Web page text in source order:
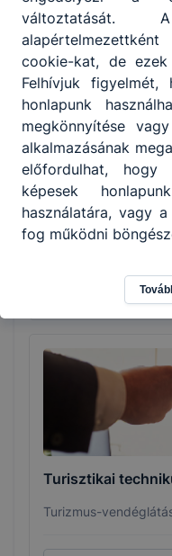
Szakács
Turizmus-
Turisztikai
Turizmus-
változtatását.
cookie-kat, de ezek
Felhívjuk
honlapunk
megkönnyítése
alkalmazásának
előfordulhat, hogy
képesek
használatára, vagy
fog működni